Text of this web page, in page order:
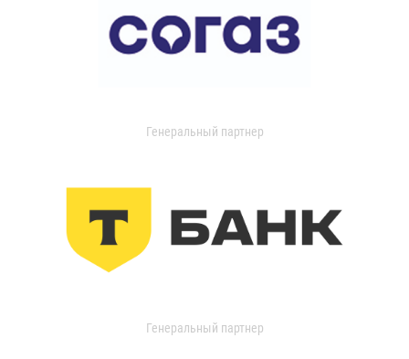
Генеральный партнер
Генеральный партнер